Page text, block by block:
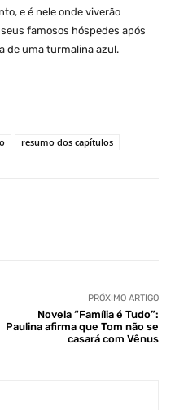
e é nele onde viverão
famosos hóspedes após
de uma turmalina azul.
resumo dos capítulos
PRÓXIMO ARTIGO
Novela “Família é Tudo”:
Paulina afirma que Tom não se
casará com Vênus